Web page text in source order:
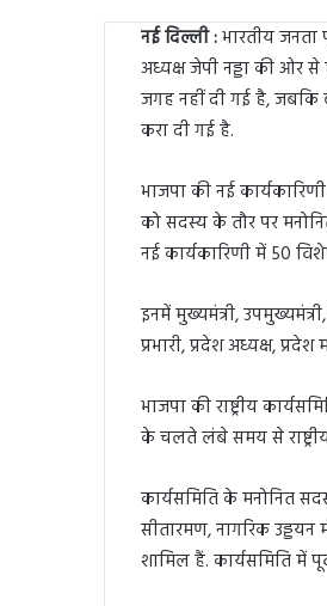
नई दिल्ली :भारतीय जनता
अध्यक्ष जेपी नड्डा की ओर
जगह नहीं दी गई है, जबकि
करा दी गई है.
भाजपा की नई
को सदस्य के तौर पर
नई कार्यकारिणी में 50
इनमें मुख्यमंत्री, उपमुख्यमंत्री,
प्रभारी, प्रदेश अध्यक्ष,
भाजपा की राष्ट्रीय
के चलते लंबे समय से
कार्यसमिति के मनोनित
सीतारमण, नागरिक उड्डयन
शामिल हैं. कार्यसमिति में